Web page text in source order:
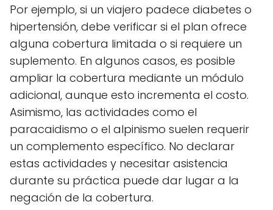
Por ejemplo, si un viajero padece diabetes o
hipertensión, debe verificar si el plan ofrece
alguna cobertura limitada o si requiere un
suplemento. En algunos casos, es posible
ampliar la cobertura mediante un módulo
adicional, aunque esto incrementa el costo.
Asimismo, las actividades como el
paracaidismo o el alpinismo suelen requerir
un complemento específico. No declarar
estas actividades y necesitar asistencia
durante su práctica puede dar lugar a la
negación de la cobertura.